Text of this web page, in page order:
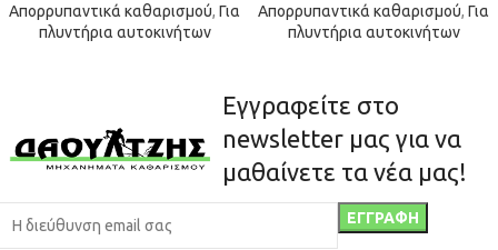
Απορρυπαντικά καθαρισμού, Για
πλυντήρια αυτοκινήτων
Απορρυπαντικά καθαρισμού, Για
πλυντήρια αυτοκινήτων
Εγγραφείτε στο
newsletter μας για να
μαθαίνετε τα νέα μας!